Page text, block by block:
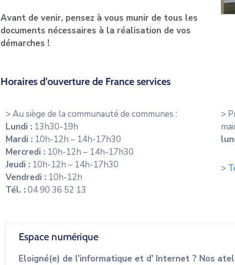
Avant de venir, pensez à vous munir de tous les
documents nécessaires à la réalisation de vos
démarches !
Horaires d’ouverture de France services
> Au siège de la communauté de communes :
Lundi : 13h30-19h
Mardi : 10h-12h – 14h-17h30
Mercredi : 10h-12h – 14h-17h30
Jeudi : 10h-12h – 14h-17h30
Vendredi : 10h-12h
Tél. : 04 90 36 52 13
>
>
Espace numérique
Eloigné(e) de l’informatique et d’ Internet ? Nos